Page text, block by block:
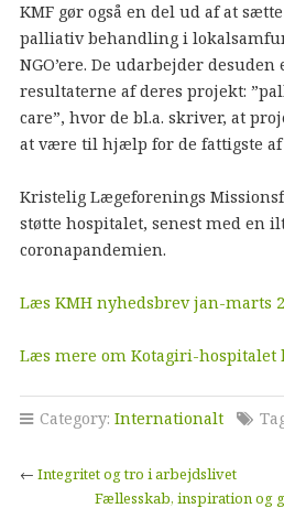
KMF gør også en del ud af at
palliativ behandling i
NGO’ere. De udarbejder
resultaterne af deres projekt:
care”, hvor de bl.a. skriver, at
at være til hjælp for de fattigste af
Kristelig Lægeforenings
støtte hospitalet, senest med en
coronapandemien.
Læs KMH nyhedsbrev jan-marts
Læs mere om Kotagiri-hospitalet
Category: Internationalt
← Integritet og tro i arbejdslivet
Fællesskab, inspiration og